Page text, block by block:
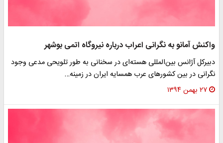
واکنش آمانو به نگرانی اعراب درباره نیروگاه اتمی بوشهر
دبیرکل آژانس بین‌المللی هسته‌ای در سخنانی به طور تلویحی مدعی وجود
نگرانی در بین کشورهای عرب همسایه ایران در زمینه…
۲۷ بهمن ۱۳۹۴